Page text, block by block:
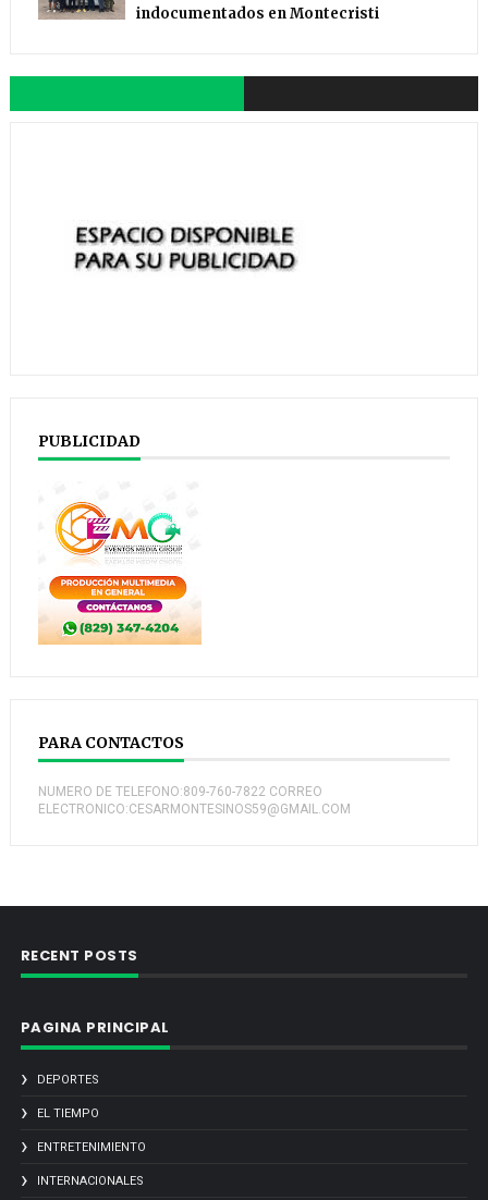
indocumentados en Montecristi
PUBLICIDAD
PARA CONTACTOS
NUMERO DE TELEFONO:809-760-7822 CORREO
ELECTRONICO:CESARMONTESINOS59@GMAIL.COM
RECENT POSTS
PAGINA PRINCIPAL
DEPORTES
EL TIEMPO
ENTRETENIMIENTO
INTERNACIONALES